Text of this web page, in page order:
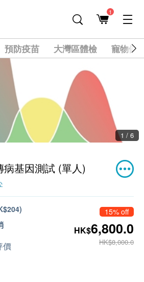
1
預防疫苗 大灣區體檢 寵物健
1 / 6
基因測試 (單人)
價
15% off
HK$6,800.0
HK$8,000.0